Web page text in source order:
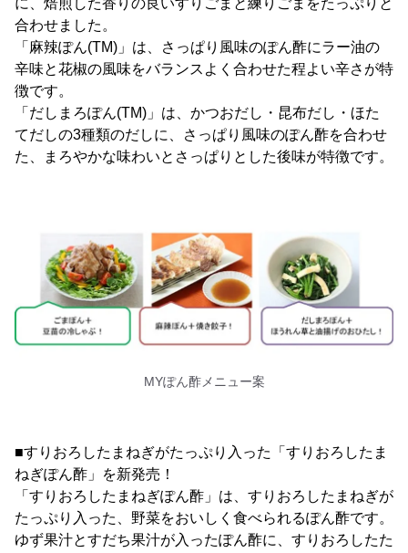
に、焙煎した香りの良いすりごまと練りごまをたっぷりと
合わせました。
「麻辣ぽん(TM)」は、さっぱり風味のぽん酢にラー油の
辛味と花椒の風味をバランスよく合わせた程よい辛さが特
徴です。
「だしまろぽん(TM)」は、かつおだし・昆布だし・ほた
てだしの3種類のだしに、さっぱり風味のぽん酢を合わせ
た、まろやかな味わいとさっぱりとした後味が特徴です。
MYぽん酢メニュー案
■すりおろしたまねぎがたっぷり入った「すりおろしたま
ねぎぽん酢」を新発売！
「すりおろしたまねぎぽん酢」は、すりおろしたまねぎが
たっぷり入った、野菜をおいしく食べられるぽん酢です。
ゆず果汁とすだち果汁が入ったぽん酢に、すりおろしたた